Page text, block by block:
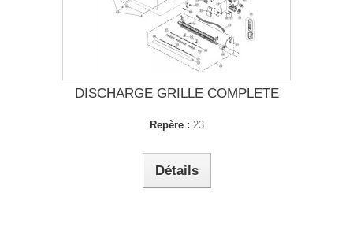
DISCHARGE GRILLE COMPLETE
Repère : 23
Détails